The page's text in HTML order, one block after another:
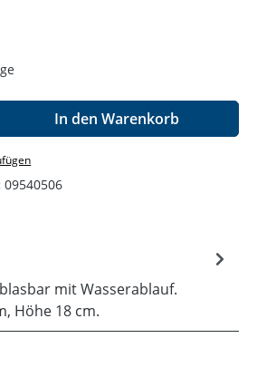
Gib den gewünschten
In den Warenkorb
09540506
mit Wasserablauf.
Höhe 18 cm.